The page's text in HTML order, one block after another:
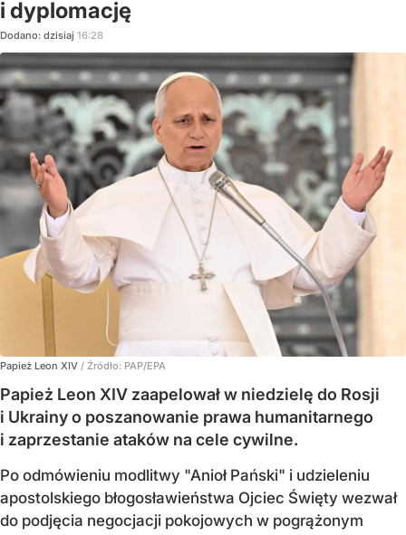
i dyplomację
Dodano: dzisiaj 16:28
Papież Leon XIV / Źródło: PAP/EPA
Papież Leon XIV zaapelował w niedzielę do Rosji
i Ukrainy o poszanowanie prawa humanitarnego
i zaprzestanie ataków na cele cywilne.
Po odmówieniu modlitwy "Anioł Pański" i udzieleniu
apostolskiego błogosławieństwa Ojciec Święty wezwał
do podjęcia negocjacji pokojowych w pogrążonym